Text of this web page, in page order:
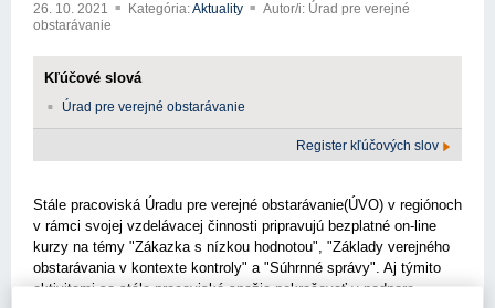
26. 10. 2021 Kategória:Aktuality
Autor/i: Úrad pre verejné
obstarávanie
Kľúčové slová
Úrad pre verejné obstarávanie
Register kľúčových slov
Stále pracoviská Úradu pre verejné obstarávanie(ÚVO) v regiónoch
v rámci svojej vzdelávacej činnosti pripravujú bezplatné on-line
kurzy na témy "Zákazka s nízkou hodnotou", "Základy verejného
obstarávania v kontexte kontroly" a "Súhrnné správy". Aj týmito
aktivitami sa stále pracoviská snažia pokračovať v podpore